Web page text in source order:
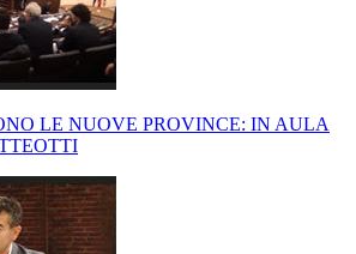
LE NUOVE PROVINCE: IN AULA